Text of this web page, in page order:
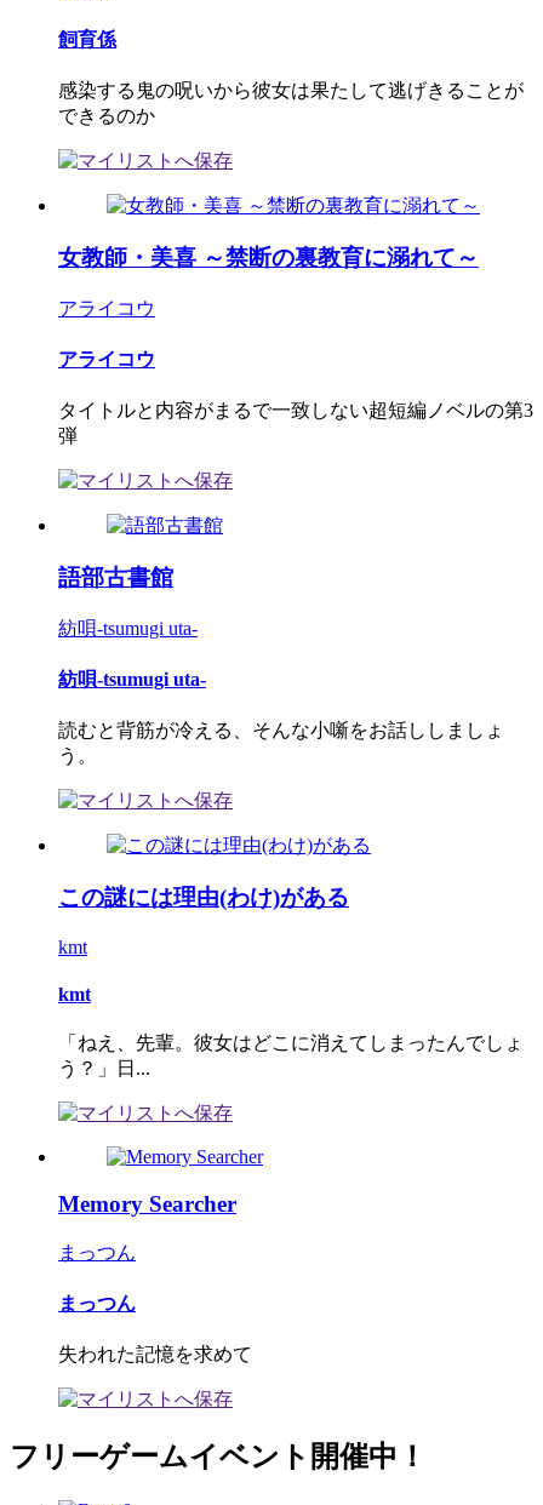
飼育係
感染する鬼の呪いから彼女は果たして逃げきることが
できるのか
女教師・美喜 ～禁断の裏教育に溺れて～
アライコウ
アライコウ
タイトルと内容がまるで一致しない超短編ノベルの第3
弾
語部古書館
紡唄-tsumugi uta-
紡唄-tsumugi uta-
読むと背筋が冷える、そんな小噺をお話ししましょ
う。
この謎には理由(わけ)がある
kmt
kmt
「ねえ、先輩。彼女はどこに消えてしまったんでしょ
う？」日...
Memory Searcher
まっつん
まっつん
失われた記憶を求めて
フリーゲームイベント開催中！